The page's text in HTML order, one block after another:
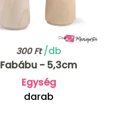
300 Ft/db
Fabábu - 5,3cm
Egység
darab